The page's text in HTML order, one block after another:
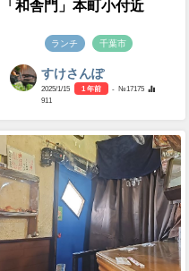
「和舎門」本町小付近
ランチ 千葉市
すけさんぽ
2025/1/15 1 年前
- №17175
911